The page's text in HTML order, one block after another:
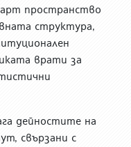
пространство
структура,
врати за
дейностите на
свързани с